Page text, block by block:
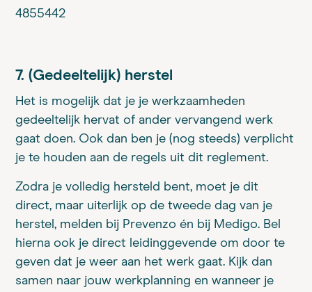
4855442
7. (Gedeeltelijk) herstel
Het is mogelijk dat je je werkzaamheden
gedeeltelijk hervat of ander vervangend werk
gaat doen. Ook dan ben je (nog steeds) verplicht
je te houden aan de regels uit dit reglement.
Zodra je volledig hersteld bent, moet je dit
direct, maar uiterlijk op de tweede dag van je
herstel, melden bij Prevenzo én bij Medigo. Bel
hierna ook je direct leidinggevende om door te
geven dat je weer aan het werk gaat. Kijk dan
samen naar jouw werkplanning en wanneer je